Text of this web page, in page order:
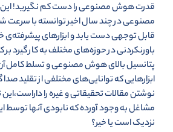
قدرت هوش مصنوعی را دست کم نگیرید!
مصنوعی در چند سال اخیر توانسته با سرعت
قابل توجهی دست یابد و ابزارهای پیشرفته‌ی
باورنکردنی در حوزه‌های مختلف به کار گیرد
پتانسیل بالای هوش مصنوعی و تسلط کامل آن
ابزارهایی که توانایی‌های مختلفی از تقلید
نوشتن مقالات تحقیقاتی و غیره را داراست،این
مشاغل به وجود آورده که نابودی آنها توسط
نزدیک است یا خیر؟